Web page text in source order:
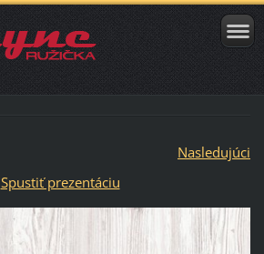
Nasledujúci
Spustiť prezentáciu